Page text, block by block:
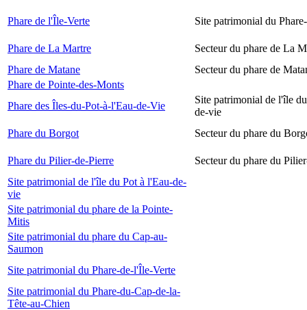
Phare de l'Île-Verte Site patrimonial du
Phare de La Martre
Secteur du phare de La
Phare de Matane
Secteur du phare de
Phare de Pointe-des-Monts
Phare des Îles-du-Pot-à-l'Eau-de-Vie
Site patrimonial de l'île
de-vie
Phare du Borgot
Secteur du phare du
Phare du Pilier-de-Pierre
Secteur du phare du
Site patrimonial de l'île du Pot à l'Eau-de-
vie
Site patrimonial du phare de la Pointe-
Mitis
Site patrimonial du phare du Cap-au-
Saumon
Site patrimonial du Phare-de-l'Île-Verte
Site patrimonial du Phare-du-Cap-de-la-
Tête-au-Chien